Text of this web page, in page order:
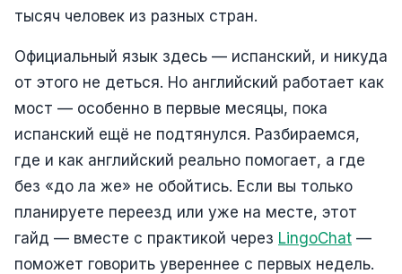
тысяч человек из разных стран.
Официальный язык здесь — испанский, и никуда
от этого не деться. Но английский работает как
мост — особенно в первые месяцы, пока
испанский ещё не подтянулся. Разбираемся,
где и как английский реально помогает, а где
без «до ла же» не обойтись. Если вы только
планируете переезд или уже на месте, этот
гайд — вместе с практикой через LingoChat —
поможет говорить увереннее с первых недель.